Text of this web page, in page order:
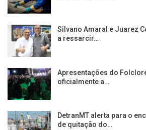
Silvano Amaral e Juarez
a ressarcir…
Apresentações do
oficialmente a…
DetranMT alerta para o
de quitação do…